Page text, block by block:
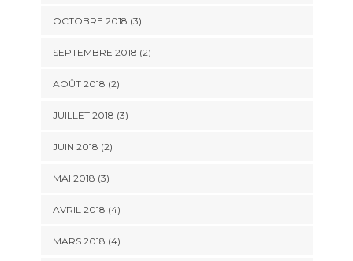
OCTOBRE 2018 (3)
SEPTEMBRE 2018 (2)
AOÛT 2018 (2)
JUILLET 2018 (3)
JUIN 2018 (2)
MAI 2018 (3)
AVRIL 2018 (4)
MARS 2018 (4)